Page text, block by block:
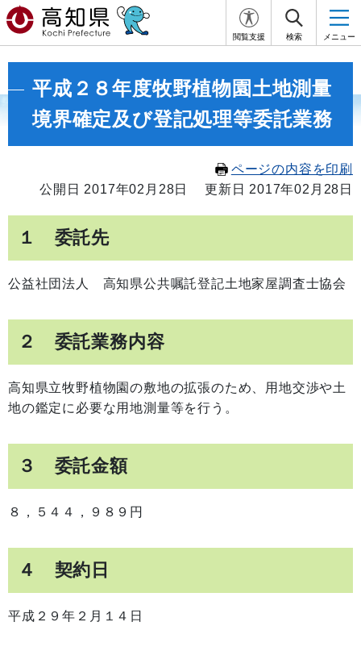
閲覧支援 検索 メニュー
平成２８年度牧野植物園土地測量
境界確定及び登記処理等委託業務
ページの内容を印刷
公開日 2017年02月28日
更新日 2017年02月28日
１ 委託先
公益社団法人 高知県公共嘱託登記土地家屋調査士協会
２ 委託業務内容
高知県立牧野植物園の敷地の拡張のため、用地交渉や土
地の鑑定に必要な用地測量等を行う。
３ 委託金額
８，５４４，９８９円
４ 契約日
平成２９年２月１４日